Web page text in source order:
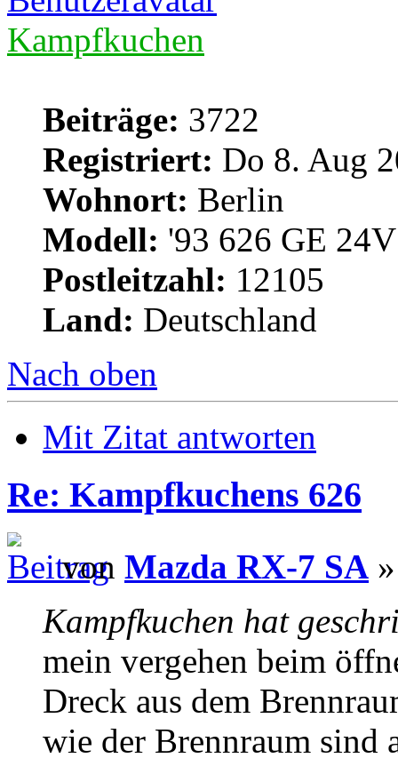
Kampfkuchen
Beiträge: 3722
Registriert: Do 8. Aug
Wohnort: Berlin
Modell: '93 626 GE
Postleitzahl: 12105
Land: Deutschland
Nach oben
Mit Zitat antworten
Re: Kampfkuchens 626
von Mazda RX-7 SA
Kampfkuchen hat
mein vergehen beim
Dreck aus dem
wie der Brennraum sind